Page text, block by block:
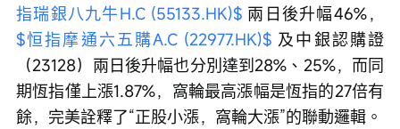
指瑞銀八九牛H.C (55133.HK)$ 兩日後升幅46%，
$恒指摩通六五購A.C (22977.HK)$ 及中銀認購證
（23128）兩日後升幅也分別達到28%、25%，而同
期恆指僅上漲1.87%，窩輪最高漲幅是恆指的27倍有
餘，完美詮釋了“正股小漲，窩輪大漲”的聯動邏輯。